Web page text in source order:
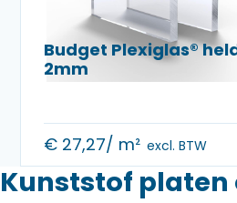
Budget Plexiglas®
2mm
€27,27/ m² excl. BTW
Kunststof platen